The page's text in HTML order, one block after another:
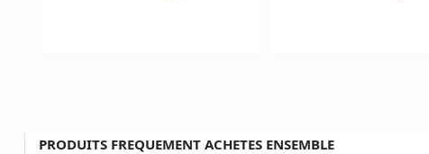
PRODUITS FREQUEMENT ACHETES ENSEMBLE